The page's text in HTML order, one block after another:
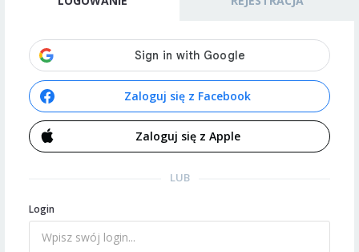
Zaloguj się z Facebook
Zaloguj się z Apple
LUB
Login